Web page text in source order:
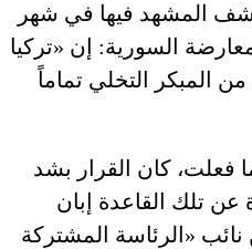
المشهد فيها في شهر
السورية: إن «تركيا
المبكر التخلي تماماً
فعلت، كان القرار بشد
عن تلك القاعدة إبان
«الرئاسة المشتركة